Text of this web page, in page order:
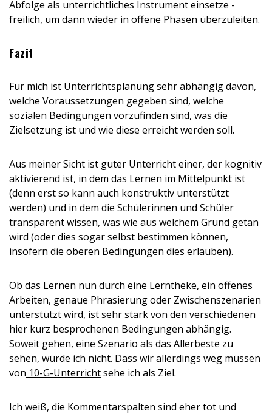
Abfolge als unterrichtliches Instrument einsetze -
freilich, um dann wieder in offene Phasen überzuleiten.
Fazit
Für mich ist Unterrichtsplanung sehr abhängig davon,
welche Voraussetzungen gegeben sind, welche
sozialen Bedingungen vorzufinden sind, was die
Zielsetzung ist und wie diese erreicht werden soll.
Aus meiner Sicht ist guter Unterricht einer, der kognitiv
aktivierend ist, in dem das Lernen im Mittelpunkt ist
(denn erst so kann auch konstruktiv unterstützt
werden) und in dem die Schülerinnen und Schüler
transparent wissen, was wie aus welchem Grund getan
wird (oder dies sogar selbst bestimmen können,
insofern die oberen Bedingungen dies erlauben).
Ob das Lernen nun durch eine Lerntheke, ein offenes
Arbeiten, genaue Phrasierung oder Zwischenszenarien
unterstützt wird, ist sehr stark von den verschiedenen
hier kurz besprochenen Bedingungen abhängig.
Soweit gehen, eine Szenario als das Allerbeste zu
sehen, würde ich nicht. Dass wir allerdings weg müssen
von 10-G-Unterrichtsehe ich als Ziel.
Ich weiß, die Kommentarspalten sind eher tot und